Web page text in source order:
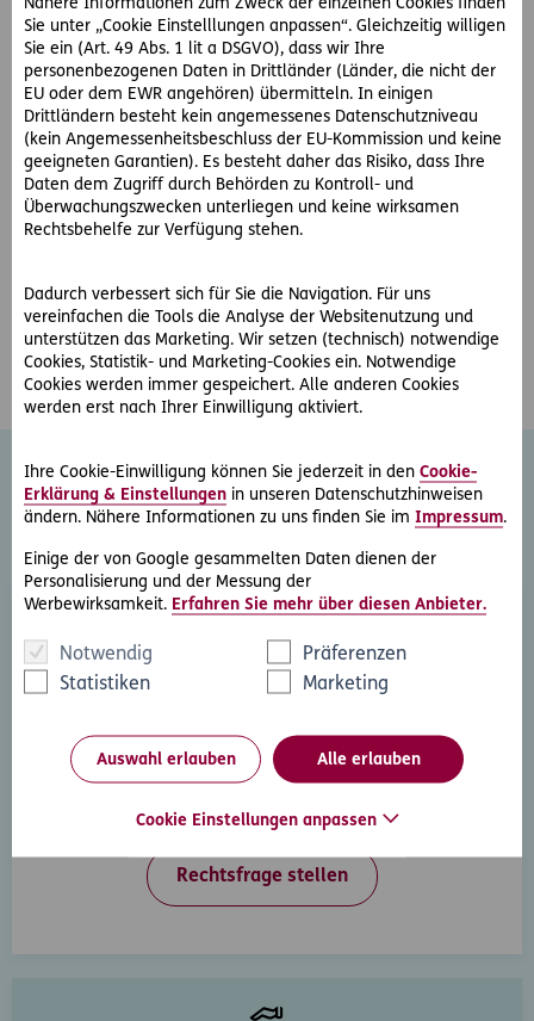
Nähere Informationen zum Zweck der einzelnen Cookies finden
Sie unter „Cookie Einstelllungen anpassen“. Gleichzeitig willigen
Sie ein (Art. 49 Abs. 1 lit a DSGVO), dass wir Ihre
personenbezogenen Daten in Drittländer (Länder, die nicht der
EU oder dem EWR angehören) übermitteln. In einigen
Drittländern besteht kein angemessenes Datenschutzniveau
(kein Angemessenheitsbeschluss der EU-Kommission und keine
geeigneten Garantien). Es besteht daher das Risiko, dass Ihre
Daten dem Zugriff durch Behörden zu Kontroll- und
Überwachungszwecken unterliegen und keine wirksamen
Rechtsbehelfe zur Verfügung stehen.
Dadurch verbessert sich für Sie die Navigation. Für uns
vereinfachen die Tools die Analyse der Websitenutzung und
unterstützen das Marketing. Wir setzen (technisch) notwendige
Cookies, Statistik- und Marketing-Cookies ein. Notwendige
Cookies werden immer gespeichert. Alle anderen Cookies
werden erst nach Ihrer Einwilligung aktiviert.
Ihre Cookie-Einwilligung können Sie jederzeit in den Cookie-
Erklärung & Einstellungen in unseren Datenschutzhinweisen
ändern. Nähere Informationen zu uns finden Sie im Impressum.
Einige der von Google gesammelten Daten dienen der
Personalisierung und der Messung der
Werbewirksamkeit. Erfahren Sie mehr über diesen Anbieter.
Notwendig
Präferenzen
Statistiken
Marketing
Auswahl erlauben Alle erlauben
Cookie Einstellungen anpassen
Insolvenzrecht
Strafrecht
Wirtschafts- und Finanzstrafrecht
Verwaltungsstrafrecht
Blockchaintechnologie und Kryptowährungen
Öffnungszeiten:
Individuelle Terminvereinbarung möglich (keine
Wartezeiten!)
Weitere Rechtsschutz-
Serviceleistungen
Rechtsberatung
Sie haben ein rechtliche Frage? Unsere Rechtsexperten
beantworten diese gerne und schnell.
Rechtsfrage stellen